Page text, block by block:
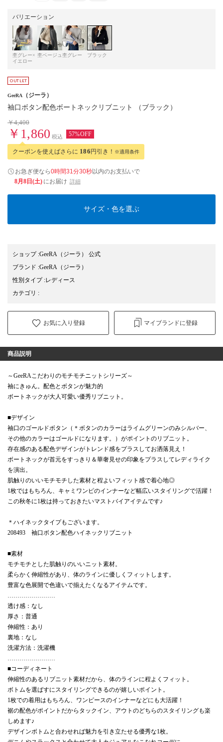
バリエーション
杢グレー×
イエロー
杢ベージュ 杢グレー ブラック
GeeRA （ジーラ）
袖口ボタン配色ボートネックリブニット （ブラック）
￥4,400
￥1,860 税込 57%OFF
クーポンを使えばさらに 186円引き！ ※適用条件
お急ぎ便なら0時間31分29秒以内のお支払いで
8月8日(土) にお届け 詳細
サイズ・色を選ぶ
ショップ:GeeRA（ジーラ） 公式
ブランド :GeeRA （ジーラ）
性別タイプ:レディース
カテゴリ :
お気に入り登録 マイブランドに登録
商品説明
～GeeRAこだわりのモチモチニットシリーズ～
袖にきゅん。配色とボタンが魅力的
ボートネックが大人可愛い優秀リブニット。
■デザイン
袖口のゴールドボタン（＊ボタンのカラーはライムグリーンのみシルバー、
その他のカラーはゴールドになります。）がポイントのリブニット。
存在感のある配色デザインがトレンド感をプラスしてお洒落見え！
ボートネックが首元をすっきり＆華奢見せの印象をプラスしてレディライク
を演出。
肌触りのいいモチモチした素材と程よいフィット感で着心地◎
1枚ではもちろん、キャミワンピのインナーなど幅広いスタイリングで活躍！
この秋冬に1枚は持っておきたいマストバイアイテムです♪
＊ハイネックタイプもございます。
208493 袖口ボタン配色ハイネックリブニット
■素材
モチモチとした肌触りのいいニット素材。
柔らかく伸縮性があり、体のラインに優しくフィットします。
豊富な色展開で色違いで揃えたくなるアイテムです。
透け感：なし
厚さ：普通
伸縮性：あり
裏地：なし
洗濯方法：洗濯機
■コーディネート
伸縮性のあるリブニット素材だから、体のラインに程よくフィット。
ボトムを選ばすにスタイリングできるのが嬉しいポイント。
1枚での着用はもちろん、ワンピースのインナーなどにも大活躍！
裾の配色がポイントだからタックイン、アウトのどちらのスタイリングも楽
しめます♪
デザインボトムと合わせれば魅力を引き立たせる優秀な1枚。